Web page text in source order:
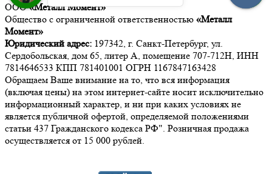
ООО«Металл Момент»
Общество с ограниченной ответственностью «Металл
Момент»
Юридический адрес: 197342, г. Санкт-Петербург, ул.
Сердобольская, дом 65, литер А, помещение 707-712Н, ИНН
7814646533 КПП 781401001 ОГРН 1167847163428
Обращаем Ваше внимание на то, что вся информация
(включая цены) на этом интернет-сайте носит исключительно
информационный характер, и ни при каких условиях не
является публичной офертой, определяемой положениями
статьи 437 Гражданского кодекса РФ". Розничная продажа
осуществляется от 15 000 рублей.